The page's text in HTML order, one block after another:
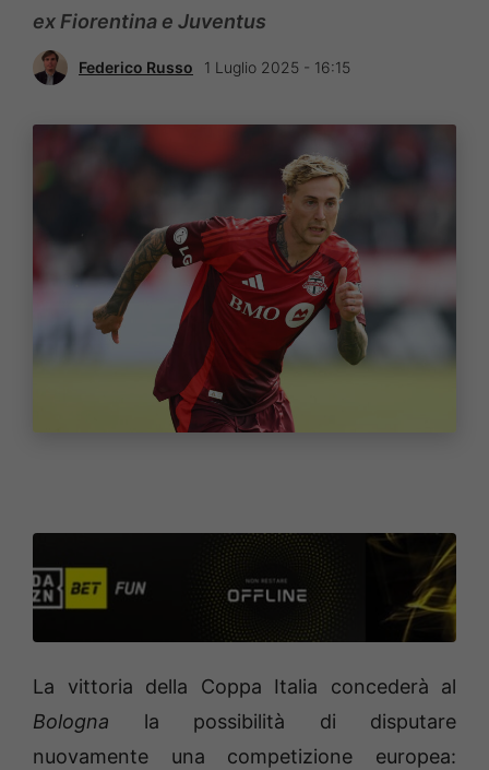
ex Fiorentina e Juventus
Federico Russo 1 Luglio 2025 - 16:15
La vittoria della Coppa Italia concederà al
Bologna la possibilità di disputare
nuovamente una competizione europea: